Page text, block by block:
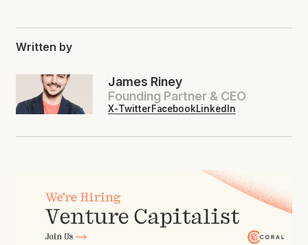
Written by
James Riney
Founding Partner & CEO
X-TwitterFacebookLinkedIn